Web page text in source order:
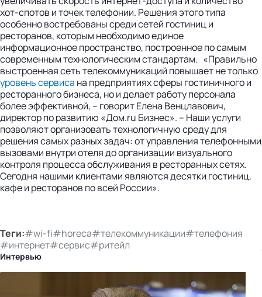
хот-спотов и точек телефонии. Решения этого типа
особенно востребованы среди сетей гостиниц и
ресторанов, которым необходимо единое
информационное пространство, построенное по самым
современным технологическим стандартам. «Правильно
выстроенная сеть телекоммуникаций повышает не только
уровень сервиса на предприятиях сферы гостиничного и
ресторанного бизнеса, но и делает работу персонала
более эффективной, – говорит Елена Венцлавович,
директор по развитию «Дом.ru Бизнес». – Наши услуги
позволяют организовать технологичную среду для
решения самых разных задач: от управления телефонными
вызовами внутри отеля до организации визуального
контроля процесса обслуживания в ресторанных сетях.
Сегодня нашими клиентами являются десятки гостиниц,
кафе и ресторанов по всей России».
Теги:#wi-fi#horeca#телекоммуникации#телефония
#интернет#сервис#ритейл
Интервью